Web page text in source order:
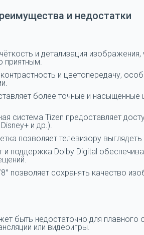
и недостатки
и детализация
приятным.
и цветопередачу,
более точные и
система Tizen предоставляет
и др.).
позволяет телевизору
поддержка Dolby Digital
позволяет сохранять качество
быть недостаточно для плавного
или видеоигры.